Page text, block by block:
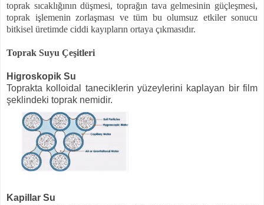
toprak sıcaklığının düşmesi, toprağın tava gelmesinin güçleşmesi,
toprak işlemenin zorlaşması ve tüm bu olumsuz etkiler sonucu
bitkisel üretimde ciddi kayıpların ortaya çıkmasıdır.
Toprak Suyu Çeşitleri
Higroskopik Su
Toprakta kolloidal taneciklerin yüzeylerini kaplayan bir film
şeklindeki toprak nemidir.
Kapillar Su